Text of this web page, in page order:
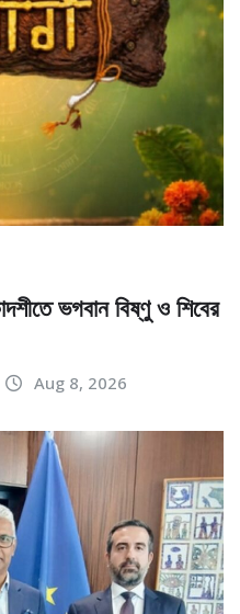
ভগবান বিষ্ণু ও শিবের
Aug 8, 2026